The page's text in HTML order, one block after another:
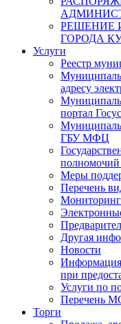
РЕШЕНИЕ
ГОРОДА
Услуги
Реестр
адресу
портал
ГБУ МФЦ
полномочий
Меры
Перечень
Мониторинг
Другая
Новости
при
Услуги по
Перечень
Торги